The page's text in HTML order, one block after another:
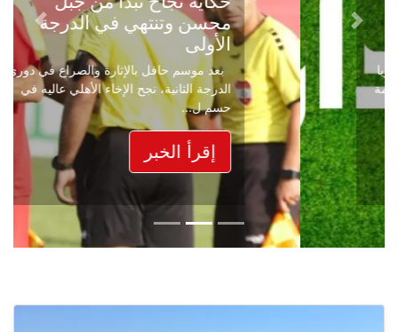
محسن وتنتهي في الدرجة
الأولى
بعد موسم حافل بالإثارة والصراع في دوري
الدرجة الثانية، نجح الإخاء الأهلي عاليه في
حسم ل...
إقرأ الخبر
Previous
Next